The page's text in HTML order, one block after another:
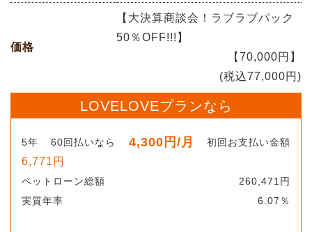
価格
【大決算商談会！ラブラブパック
50％OFF!!!】
【70,000円】
(税込77,000円)
LOVELOVEプランなら
5年 60回払いなら 4,300円 /月 初回お支払い金額
6,771円
ペットローン総額
260,471円
実質年率
6.07％